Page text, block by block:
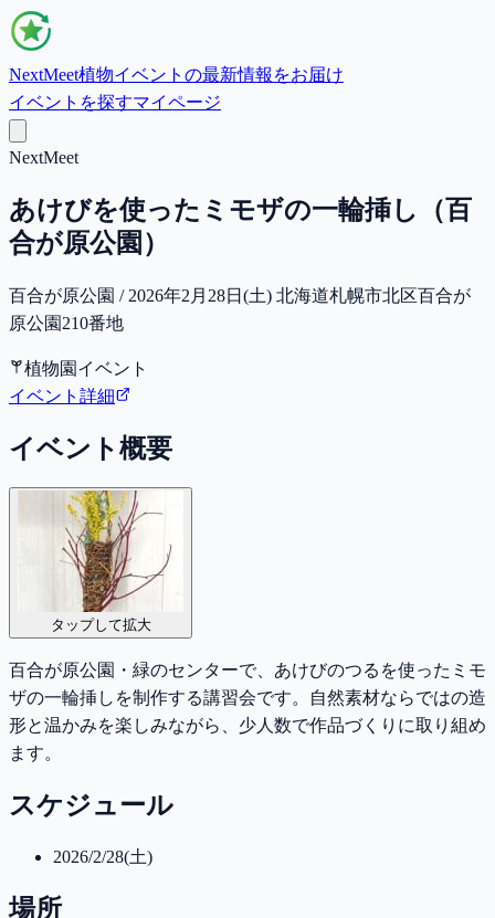
NextMeet植物イベントの最新情報をお届け
イベントを探すマイページ
NextMeet
あけびを使ったミモザの一輪挿し（百
合が原公園）
百合が原公園 / 2026年2月28日(土) 北海道札幌市北区百合が
原公園210番地
植物園イベント
イベント詳細
イベント概要
タップして拡大
百合が原公園・緑のセンターで、あけびのつるを使ったミモ
ザの一輪挿しを制作する講習会です。自然素材ならではの造
形と温かみを楽しみながら、少人数で作品づくりに取り組め
ます。
スケジュール
2026/2/28(土)
場所